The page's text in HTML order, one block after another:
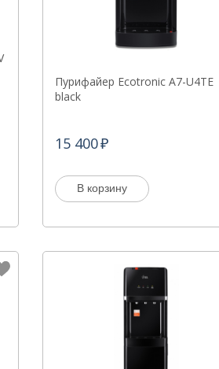
Пурифайер Ecotronic A7-U4TE
black
15 400
В корзину